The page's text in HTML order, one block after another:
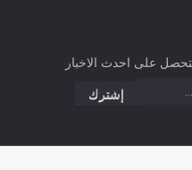
على احدث الاخبار